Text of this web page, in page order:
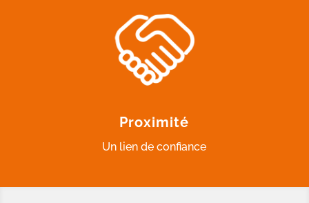
Proximité
Un lien de confiance